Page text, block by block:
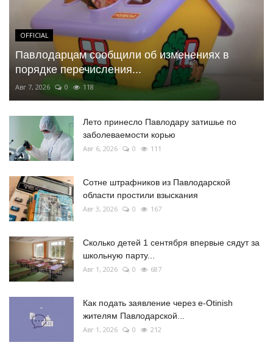
OFFICIAL
Павлодарцам сообщили об изменениях в
порядке перечисления...
Авг 7, 2026 0 118
Лето принесло Павлодару затишье по
заболеваемости корью
Авг 6, 2026 0 111
Сотне штрафников из Павлодарской
области простили взыскания
Авг 3, 2026 0 167
Сколько детей 1 сентября впервые сядут за
школьную парту...
Авг 1, 2026 0 687
Как подать заявление через e-Otinish
жителям Павлодарской...
Авг 1, 2026 0 212